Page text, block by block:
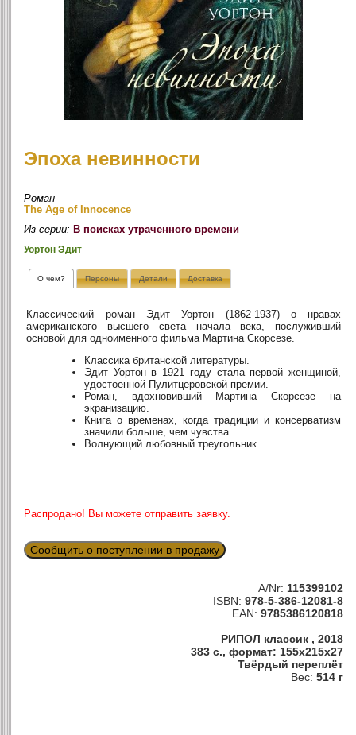
Эпоха невинности
Роман
The Age of Innocence
Из серии: В поисках утраченного времени
Уортон Эдит
О чем? Персоны Детали Доставка
Классический роман Эдит Уортон (1862-1937) о нравах
американского высшего света начала века, послуживший
основой для одноименного фильма Мартина Скорсезе.
Классика британской литературы.
Эдит Уортон в 1921 году стала первой женщиной,
удостоенной Пулитцеровской премии.
Роман, вдохновивший Мартина Скорсезе на
экранизацию.
Книга о временах, когда традиции и консерватизм
значили больше, чем чувства.
Волнующий любовный треугольник.
Распродано! Вы можете отправить заявку.
Сообщить о поступлении в продажу
A/Nr: 115399102
ISBN: 978-5-386-12081-8
EAN: 9785386120818
РИПОЛ классик , 2018
383 с., формат: 155x215x27
Твёрдый переплёт
Вес: 514 г